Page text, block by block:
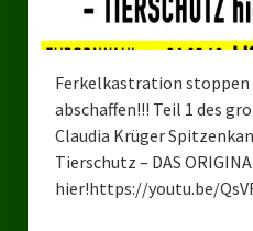
Landesverband Sachsen-
Landesverband Schleswig-
Landesverband Mecklenburg-
Landesverband Hamburg
Ferkelkastration
abschaffen!!! Teil 1 des
Claudia Krüger
Tierschutz – DAS
hier!https://youtu.be/